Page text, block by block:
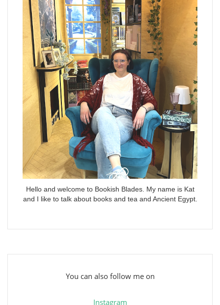
Hello and welcome to Bookish Blades. My name is Kat
and I like to talk about books and tea and Ancient Egypt.
You can also follow me on
Instagram